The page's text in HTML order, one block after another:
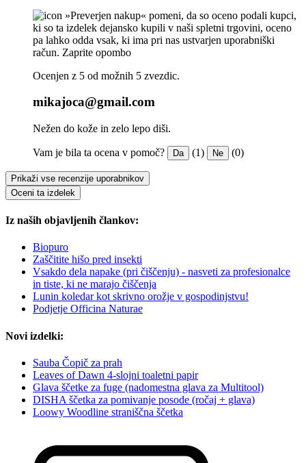
»Preverjen nakup« pomeni, da so oceno podali kupci,
ki so ta izdelek dejansko kupili v naši spletni trgovini, oceno
pa lahko odda vsak, ki ima pri nas ustvarjen uporabniški
račun. Zaprite opombo
Ocenjen z 5 od možnih 5 zvezdic.
mikajoca@gmail.com
Nežen do kože in zelo lepo diši.
Vam je bila ta ocena v pomoč? Da (1) Ne (0)
Prikaži vse recenzije uporabnikov
Oceni ta izdelek
Iz naših objavljenih člankov:
Biopuro
Zaščitite hišo pred insekti
Vsakdo dela napake (pri čiščenju) - nasveti za profesionalce
in tiste, ki ne marajo čiščenja
Lunin koledar kot skrivno orožje v gospodinjstvu!
Podjetje Officina Naturae
Novi izdelki:
Sauba Čopič za prah
Leaves of Dawn 4-slojni toaletni papir
Glava ščetke za fuge (nadomestna glava za Multitool)
DISHA ščetka za pomivanje posode (ročaj + glava)
Loowy Woodline straniščna ščetka